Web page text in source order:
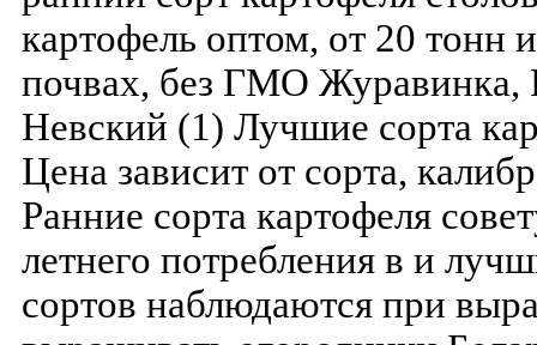
картофель оптом, от 20 тонн
почвах, без ГМО Журавинка,
Невский (1) Лучшие сорта
Цена зависит от сорта,
Ранние сорта картофеля
летнего потребления в и
сортов наблюдаются при